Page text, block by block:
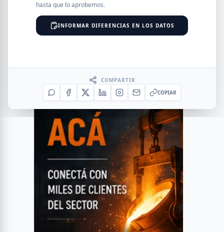
hasta que lo aprobemos.
INFORMAR DIFERENCIAS EN LOS DATOS
COMPARTIR
COPIAR